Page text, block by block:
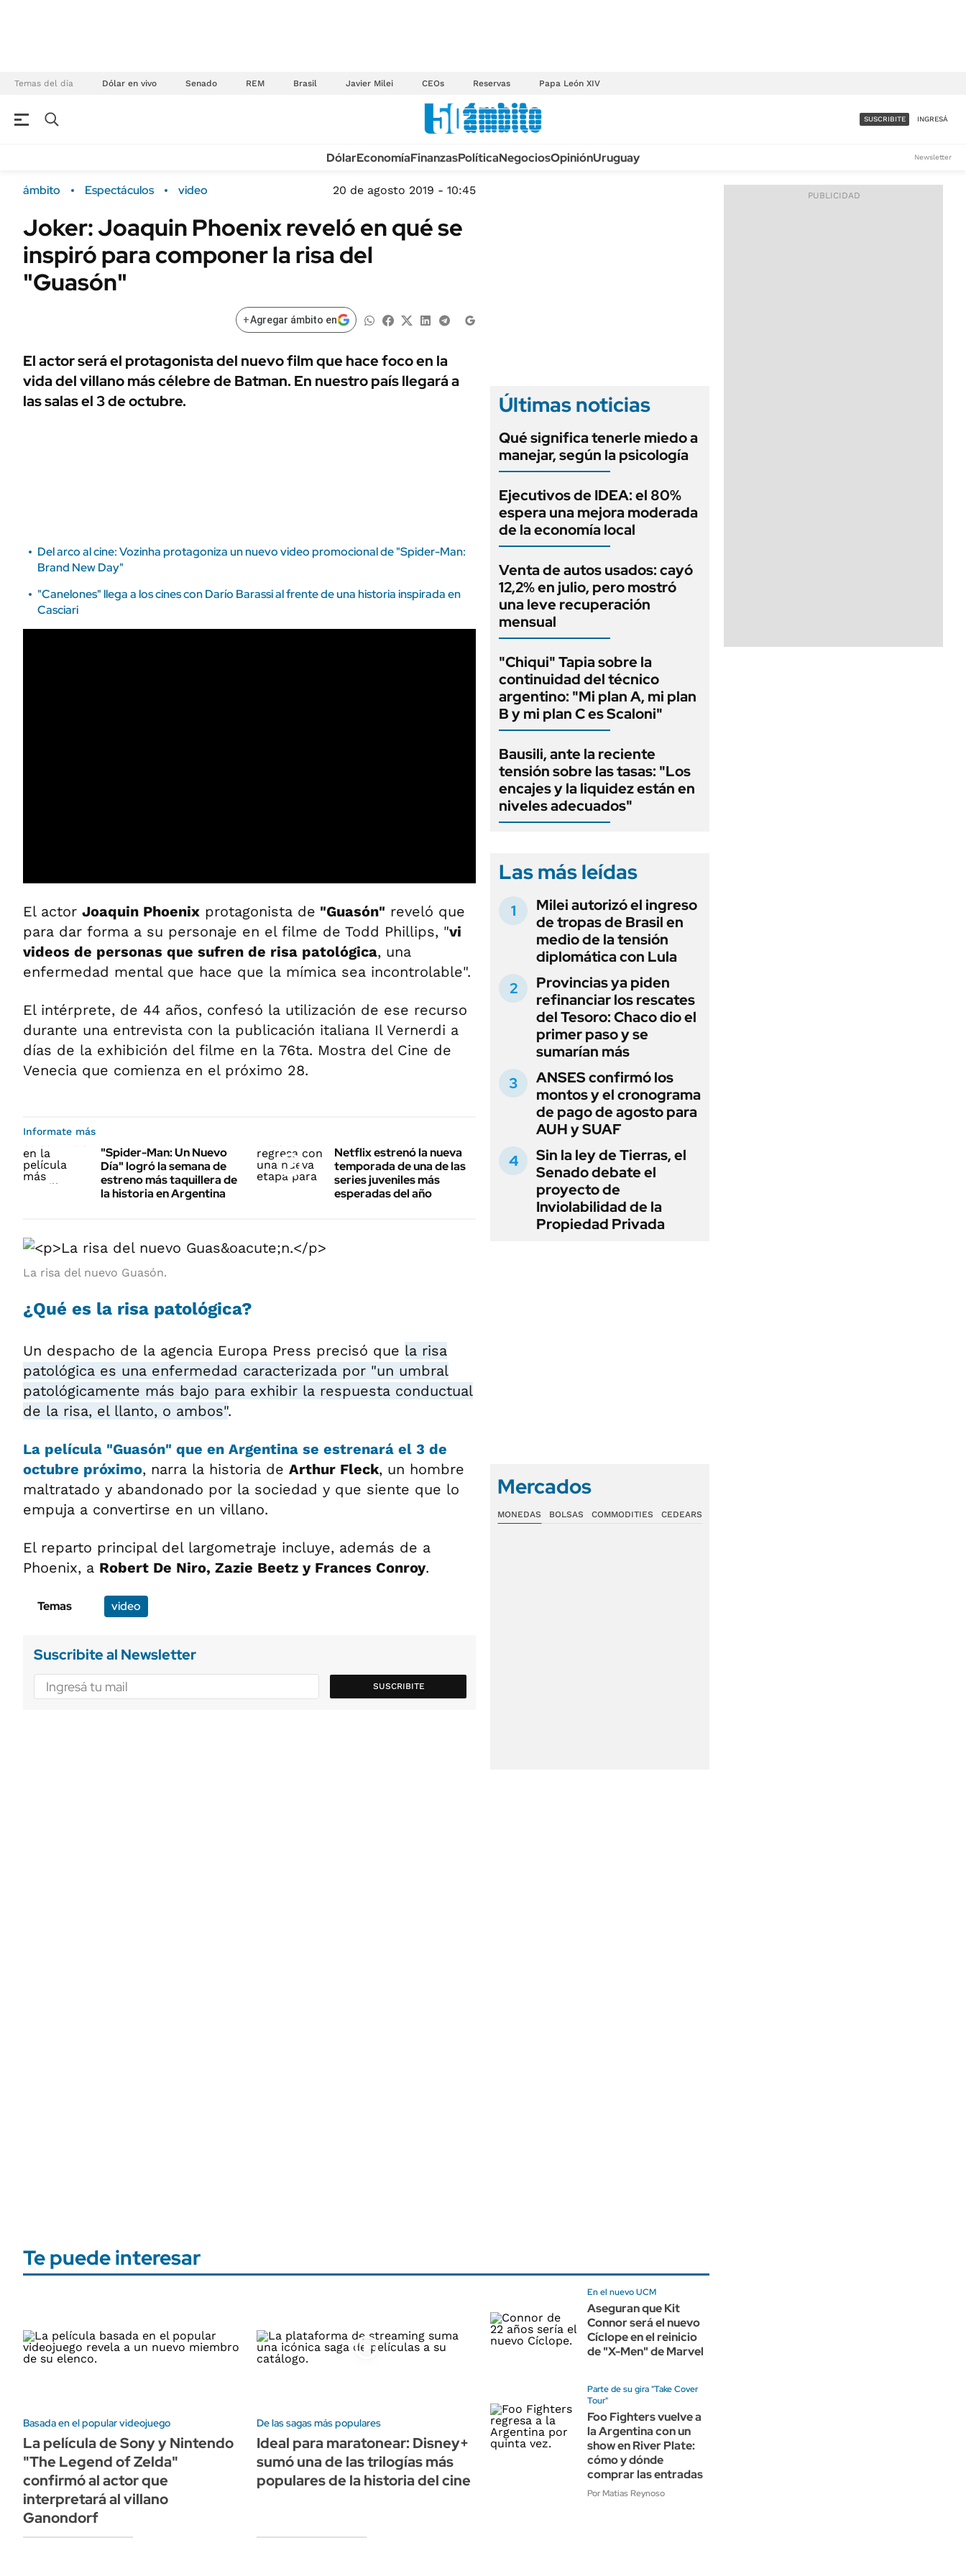
Temas del día Dólar en vivo Senado REM Brasil Javier Milei CEOs Reservas Papa León XIV
Campo
FINANZAS
Dólar
Sustentabilidad
ENERGY REPORT
URUGUAY
TECNOLOGÍA
MÉXICO
MUNDO
AUTOS
ACCESO FULL - $1.800/MES
SUSCRIBITE INGRESÁ
DólarEconomíaFinanzasPolíticaNegociosOpiniónUruguay Newsletter
ámbito Espectáculos video 20 de agosto 2019 - 10:45
Joker: Joaquin Phoenix reveló en qué se
inspiró para componer la risa del
"Guasón"
+Agregar ámbito en
El actor será el protagonista del nuevo film que hace foco en la
vida del villano más célebre de Batman. En nuestro país llegará a
las salas el 3 de octubre.
Del arco al cine: Vozinha protagoniza un nuevo video promocional de "Spider-Man:
Brand New Day"
"Canelones" llega a los cines con Darío Barassi al frente de una historia inspirada en
Casciari
El actor Joaquin Phoenix protagonista de "Guasón" reveló que
para dar forma a su personaje en el filme de Todd Phillips, "vi
videos de personas que sufren de risa patológica, una
enfermedad mental que hace que la mímica sea incontrolable".
El intérprete, de 44 años, confesó la utilización de ese recurso
durante una entrevista con la publicación italiana Il Vernerdi a
días de la exhibición del filme en la 76ta. Mostra del Cine de
Venecia que comienza en el próximo 28.
Informate más
"Spider-Man: Un Nuevo
Día" logró la semana de
estreno más taquillera de
la historia en Argentina
Netflix estrenó la nueva
temporada de una de las
series juveniles más
esperadas del año
La risa del nuevo Guasón.
¿Qué es la risa patológica?
Un despacho de la agencia Europa Press precisó que la risa
patológica es una enfermedad caracterizada por "un umbral
patológicamente más bajo para exhibir la respuesta conductual
de la risa, el llanto, o ambos".
La película "Guasón" que en Argentina se estrenará el 3 de
octubre próximo, narra la historia de Arthur Fleck, un hombre
maltratado y abandonado por la sociedad y que siente que lo
empuja a convertirse en un villano.
El reparto principal del largometraje incluye, además de a
Phoenix, a Robert De Niro, Zazie Beetz y Frances Conroy.
Temas video
Suscribite al Newsletter
SUSCRIBITE
Últimas noticias
Qué significa tenerle miedo a
manejar, según la psicología
Ejecutivos de IDEA: el 80%
espera una mejora moderada
de la economía local
Venta de autos usados: cayó
12,2% en julio, pero mostró
una leve recuperación
mensual
"Chiqui" Tapia sobre la
continuidad del técnico
argentino: "Mi plan A, mi plan
B y mi plan C es Scaloni"
Bausili, ante la reciente
tensión sobre las tasas: "Los
encajes y la liquidez están en
niveles adecuados"
Las más leídas
Milei autorizó el ingreso
de tropas de Brasil en
medio de la tensión
diplomática con Lula
Provincias ya piden
refinanciar los rescates
del Tesoro: Chaco dio el
primer paso y se
sumarían más
ANSES confirmó los
montos y el cronograma
de pago de agosto para
AUH y SUAF
Sin la ley de Tierras, el
Senado debate el
proyecto de
Inviolabilidad de la
Propiedad Privada
Mercados
MONEDAS BOLSAS COMMODITIES CEDEARS
Te puede interesar
Basada en el popular videojuego
La película de Sony y Nintendo
"The Legend of Zelda"
confirmó al actor que
interpretará al villano
Ganondorf
De las sagas más populares
Ideal para maratonear: Disney+
sumó una de las trilogías más
populares de la historia del cine
En el nuevo UCM
Aseguran que Kit
Connor será el nuevo
Cíclope en el reinicio
de "X-Men" de Marvel
Parte de su gira "Take Cover
Tour"
Foo Fighters vuelve a
la Argentina con un
show en River Plate:
cómo y dónde
comprar las entradas
Por Matias Reynoso